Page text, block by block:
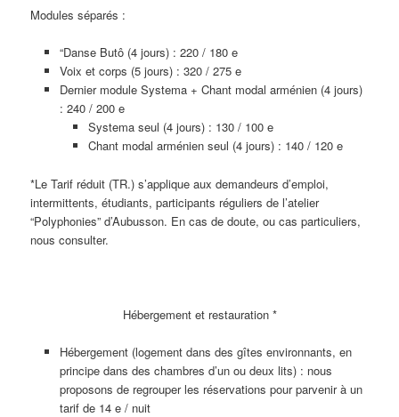
Modules séparés :
“Danse Butô (4 jours) : 220 / 180 e
Voix et corps (5 jours) : 320 / 275 e
Dernier module Systema + Chant modal arménien (4 jours)
: 240 / 200 e
Systema seul (4 jours) : 130 / 100 e
Chant modal arménien seul (4 jours) : 140 / 120 e
*Le Tarif réduit (TR.) s’applique aux demandeurs d’emploi,
intermittents, étudiants, participants réguliers de l’atelier
“Polyphonies” d’Aubusson. En cas de doute, ou cas particuliers,
nous consulter.
Hébergement et restauration *
Hébergement (logement dans des gîtes environnants, en
principe dans des chambres d’un ou deux lits) : nous
proposons de regrouper les réservations pour parvenir à un
tarif de 14 e / nuit